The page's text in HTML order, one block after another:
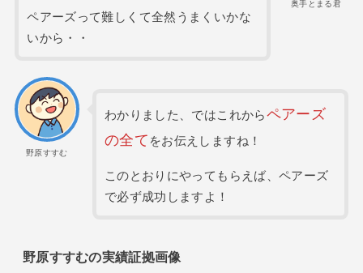
奥手とまる君
ペアーズって難しくて全然うまくいかな
いから・・
野原すすむ
わかりました、ではこれからペアーズ
の全て をお伝えしますね！
このとおりにやってもらえば、ペアーズ
で必ず成功しますよ！
野原すすむの実績証拠画像